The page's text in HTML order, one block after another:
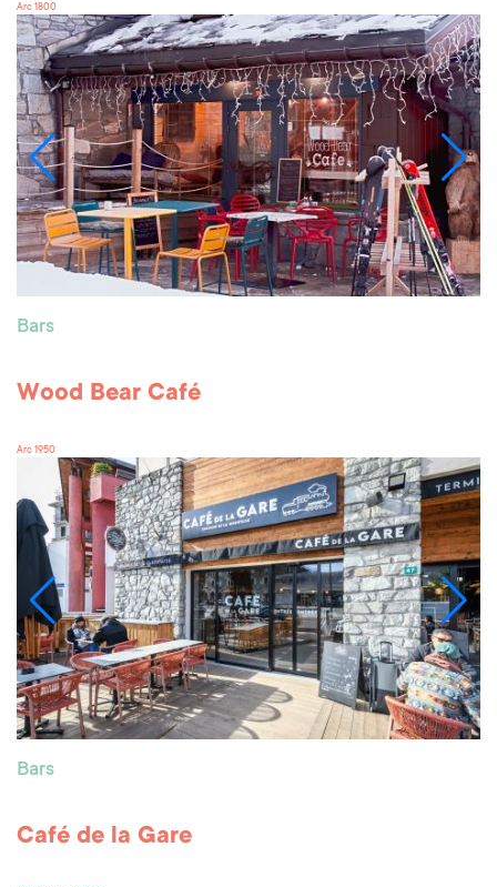
Arc 1800
Bars
Wood Bear Café
Arc 1950
Bars
Café de la Gare